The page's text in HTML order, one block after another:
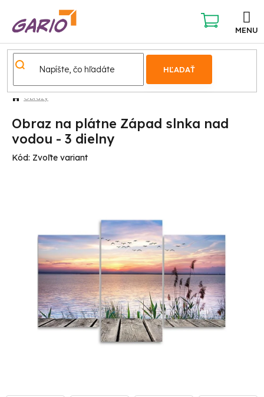
obsah
HĽADAŤ
NÁKUPNÝ
KOŠÍK
Obrazy
Obraz na plátne Západ slnka nad
vodou - 3 dielny
Kód: Zvoľte variant